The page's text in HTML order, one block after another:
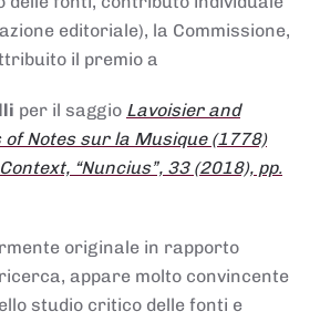
editoriale), la Commissione,
il premio a
per il saggio Lavoisier and
Notes sur la Musique (1778)
“Nuncius”, 33 (2018), pp.
originale in rapporto
appare molto convincente
studio critico delle fonti e